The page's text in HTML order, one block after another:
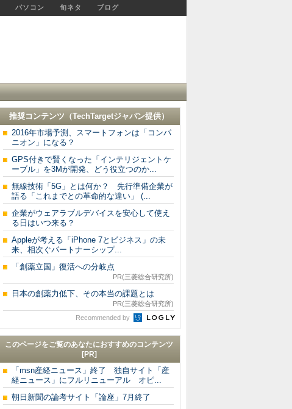
パソコン 旬ネタ ブログ
推奨コンテンツ（TechTargetジャパン提供）
2016年市場予測、スマートフォンは「コンパ
ニオン」になる？
GPS付きで賢くなった「インテリジェントケ
ーブル」を3Mが開発、どう役立つのか...
無線技術「5G」とは何か？ 先行準備企業が
語る「これまでとの革命的な違い」 (...
企業がウェアラブルデバイスを安心して使え
る日はいつ来る？
Appleが考える「iPhone 7とビジネス」の未
来、相次ぐパートナーシップ...
「創薬立国」復活への分岐点
PR(三菱総合研究所)
日本の創薬力低下、その本当の課題とは
PR(三菱総合研究所)
Recommended by
このページをご覧のあなたにおすすめのコンテンツ
[PR]
「msn産経ニュース」終了 独自サイト「産
経ニュース」にフルリニューアル オピ...
朝日新聞の論考サイト「論座」7月終了